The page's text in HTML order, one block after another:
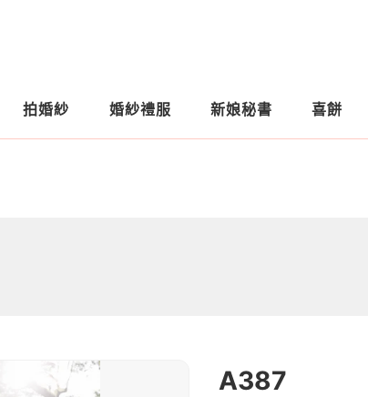
拍婚紗 婚紗禮服 新娘秘書 喜餅
A387